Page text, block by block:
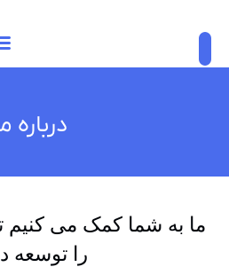
به
درباره
ما به شما کمک می کنیم
را توسعه